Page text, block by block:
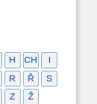
H CH
I
R Ř
S
Z Ž